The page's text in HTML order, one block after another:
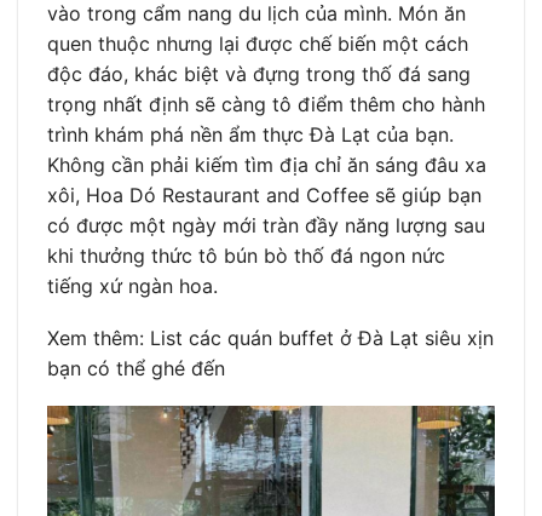
vào trong cẩm nang du lịch của mình. Món ăn
quen thuộc nhưng lại được chế biến một cách
độc đáo, khác biệt và đựng trong thố đá sang
trọng nhất định sẽ càng tô điểm thêm cho hành
trình khám phá nền ẩm thực Đà Lạt của bạn.
Không cần phải kiếm tìm địa chỉ ăn sáng đâu xa
xôi, Hoa Dó Restaurant and Coffee sẽ giúp bạn
có được một ngày mới tràn đầy năng lượng sau
khi thưởng thức tô bún bò thố đá ngon nức
tiếng xứ ngàn hoa.
Xem thêm: List các quán buffet ở Đà Lạt siêu xịn
bạn có thể ghé đến